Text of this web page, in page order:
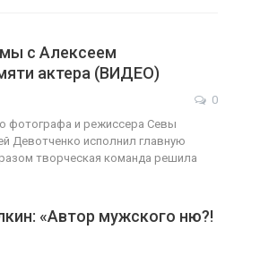
с Алексеем
актера (ВИДЕО)
0
фотографа и режиссера Севы
Девотченко исполнил главную
творческая команда решила
«Автор мужского ню?!
ФОТО
ГЕЙ-АЛЬЯНС УКРАИНА Июл 27, 2017 0